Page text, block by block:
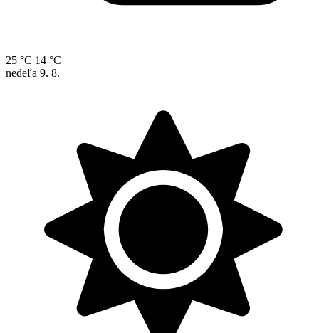
25 °C 14 °C
nedeľa 9. 8.